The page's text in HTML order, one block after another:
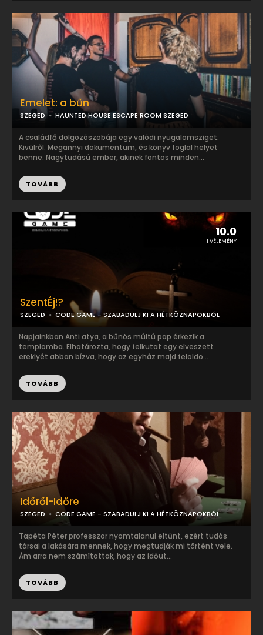
10.0
1 VÉLEMÉNY
SzentÉj!?
SZEGED CODE GAME - SZABADULJ KI A HÉTKÖZNAPOKBÓL
Napjainkban Anti atya, a bűnös múltú pap érkezik a
templomba. Elhatározta, hogy felkutat egy elveszett
ereklyét abban bízva, hogy az egyház majd feloldo...
TOVÁBB
Emelet: a bűn
SZEGED HAUNTED HOUSE ESCAPE ROOM SZEGED
A családfő dolgozószobája egy valódi nyugalomsziget.
Kivülről. Megannyi dokumentum, és könyv foglal helyet
benne. Nagytudású ember, akinek fontos minden...
TOVÁBB
Időről-Időre
SZEGED CODE GAME - SZABADULJ KI A HÉTKÖZNAPOKBÓL
Tapéta Péter professzor nyomtalanul eltűnt, ezért tudós
társai a lakására mennek, hogy megtudják mi történt vele.
Ám arra nem számítottak, hogy az időut...
TOVÁBB